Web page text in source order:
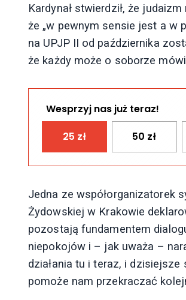
Kardynał stwierdził, że
że „w pewnym sensie jest a w
na UPJP II od października
że każdy może o soborze
Wesprzyj nas już teraz!
25 zł 50 zł
Jedna ze współorganizatorek
Żydowskiej w Krakowie
pozostają fundamentem
niepokojów i – jak uważa –
działania tu i teraz, i
pomoże nam przekraczać